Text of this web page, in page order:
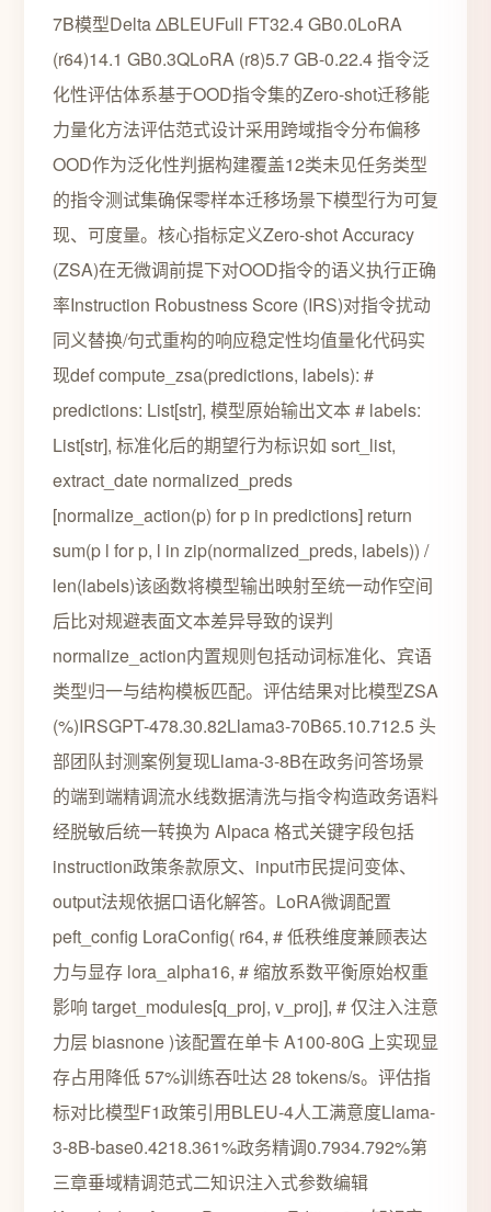
7B模型Delta ΔBLEUFull FT32.4 GB0.0LoRA
(r64)14.1 GB0.3QLoRA (r8)5.7 GB-0.22.4 指令泛
化性评估体系基于OOD指令集的Zero-shot迁移能
力量化方法评估范式设计采用跨域指令分布偏移
OOD作为泛化性判据构建覆盖12类未见任务类型
的指令测试集确保零样本迁移场景下模型行为可复
现、可度量。核心指标定义Zero-shot Accuracy
(ZSA)在无微调前提下对OOD指令的语义执行正确
率Instruction Robustness Score (IRS)对指令扰动
同义替换/句式重构的响应稳定性均值量化代码实
现def compute_zsa(predictions, labels): #
predictions: List[str], 模型原始输出文本 # labels:
List[str], 标准化后的期望行为标识如 sort_list,
extract_date normalized_preds
[normalize_action(p) for p in predictions] return
sum(p l for p, l in zip(normalized_preds, labels)) /
len(labels)该函数将模型输出映射至统一动作空间
后比对规避表面文本差异导致的误判
normalize_action内置规则包括动词标准化、宾语
类型归一与结构模板匹配。评估结果对比模型ZSA
(%)IRSGPT-478.30.82Llama3-70B65.10.712.5 头
部团队封测案例复现Llama-3-8B在政务问答场景
的端到端精调流水线数据清洗与指令构造政务语料
经脱敏后统一转换为 Alpaca 格式关键字段包括
instruction政策条款原文、input市民提问变体、
output法规依据口语化解答。LoRA微调配置
peft_config LoraConfig( r64, # 低秩维度兼顾表达
力与显存 lora_alpha16, # 缩放系数平衡原始权重
影响 target_modules[q_proj, v_proj], # 仅注入注意
力层 biasnone )该配置在单卡 A100-80G 上实现显
存占用降低 57%训练吞吐达 28 tokens/s。评估指
标对比模型F1政策引用BLEU-4人工满意度Llama-
3-8B-base0.4218.361%政务精调0.7934.792%第
三章垂域精调范式二知识注入式参数编辑